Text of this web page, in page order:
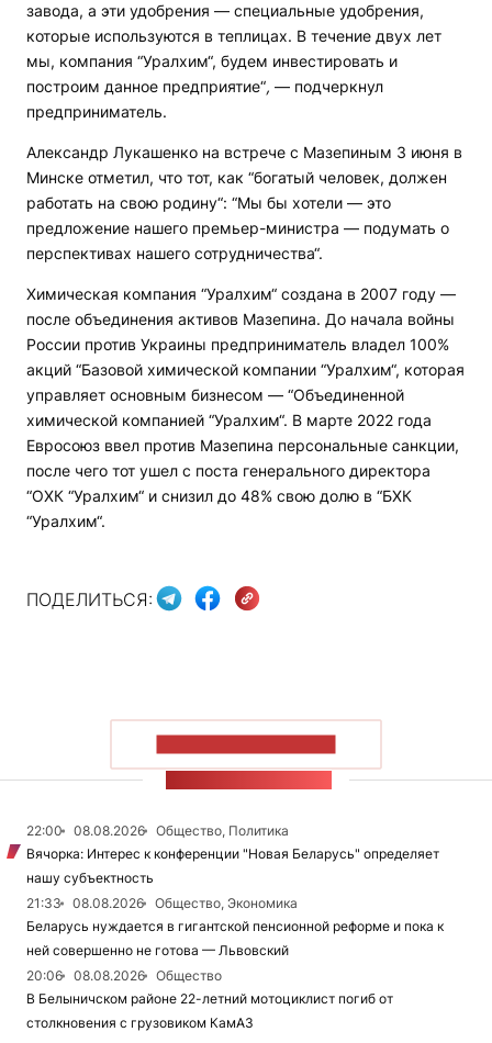
завода, а эти удобрения — специальные удобрения,
которые используются в теплицах. В течение двух лет
мы, компания “Уралхим“, будем инвестировать и
построим данное предприятие“, — подчеркнул
предприниматель.
Александр Лукашенко на встрече с Мазепиным 3 июня в
Минске отметил, что тот, как “богатый человек, должен
работать на свою родину“: “Мы бы хотели — это
предложение нашего премьер-министра — подумать о
перспективах нашего сотрудничества“.
Химическая компания “Уралхим“ создана в 2007 году —
после объединения активов Мазепина. До начала войны
России против Украины предприниматель владел 100%
акций “Базовой химической компании “Уралхим“, которая
управляет основным бизнесом — “Объединенной
химической компанией “Уралхим“. В марте 2022 года
Евросоюз ввел против Мазепина персональные санкции,
после чего тот ушел с поста генерального директора
“ОХК “Уралхим“ и снизил до 48% свою долю в “БХК
“Уралхим“.
ПОДЕЛИТЬСЯ:
22:00 08.08.2026
Общество, Политика
Вячорка: Интерес к конференции "Новая Беларусь" определяет
нашу субъектность
21:33
08.08.2026
Общество, Экономика
Беларусь нуждается в гигантской пенсионной реформе и пока к
ней совершенно не готова — Львовский
20:06
08.08.2026
Общество
В Белыничском районе 22-летний мотоциклист погиб от
столкновения с грузовиком КамАЗ